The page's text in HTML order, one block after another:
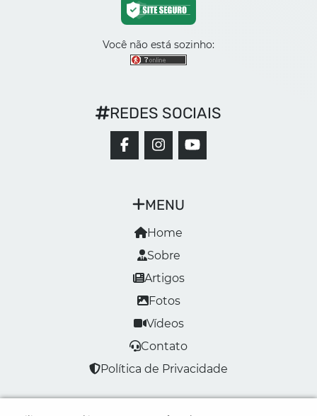
Você não está sozinho:
MENU
Home
Sobre
Artigos
Fotos
Vídeos
Contato
Política de Privacidade
REDES SOCIAIS